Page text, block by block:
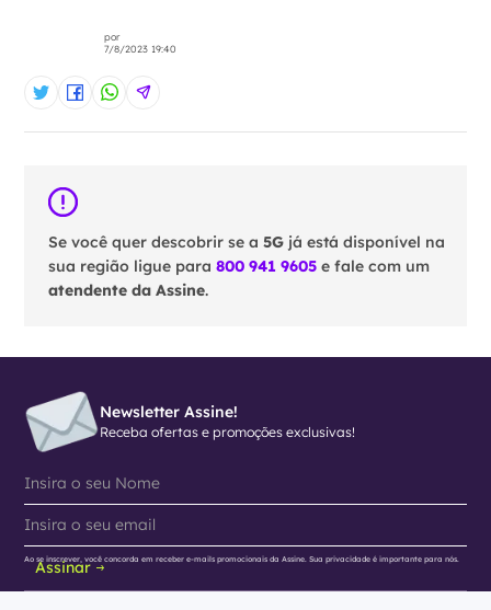
por
7/8/2023 19:40
Se você quer descobrir se a5G já está disponível na
sua região ligue para800 941 9605 e fale com um
atendente da Assine.
Newsletter Assine!
Receba ofertas e promoções exclusivas!
Assinar
Ao se inscrever, você concorda em receber e-mails promocionais da Assine. Sua privacidade é importante para nós.